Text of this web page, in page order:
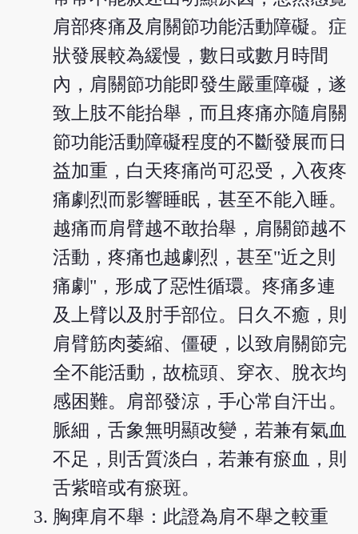
肩部疼痛及肩關節功能活動障礙。症
狀發展較為緩慢，數日或數月時間
內，肩關節功能即發生嚴重障礙，遂
致上肢不能抬舉，而且疼痛亦隨肩關
節功能活動障礙程度的不斷發展而日
益加重，白天疼痛尚可忍受，入夜疼
痛劇烈而影響睡眠，甚至不能入睡。
越痛而肩臂越不敢抬舉，肩關節越不
活動，疼痛也越劇烈，甚至"近之則
痛劇"，形成了惡性循環。疼痛多連
及上臂以及肘手部位。日久不癒，則
肩臂筋肉萎縮、僵硬，以致肩關節完
全不能活動，故梳頭、穿衣、脫衣均
感困難。肩部發涼，手心常自汗出。
脈細，舌象無明顯改變，若兼有氣血
不足，則舌質淡白，若兼有瘀血，則
舌紫暗或有瘀斑。
胸痺肩不舉：此證為肩不舉之較重